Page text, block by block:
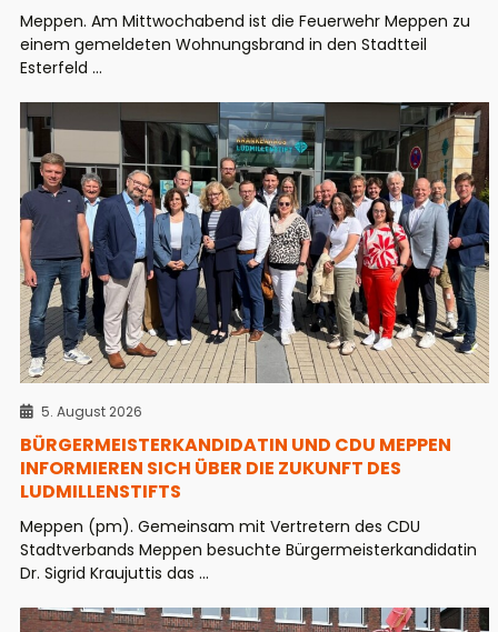
Meppen. Am Mittwochabend ist die Feuerwehr Meppen zu
einem gemeldeten Wohnungsbrand in den Stadtteil
Esterfeld ...
5. August 2026
BÜRGERMEISTERKANDIDATIN UND CDU MEPPEN
INFORMIEREN SICH ÜBER DIE ZUKUNFT DES
LUDMILLENSTIFTS
Meppen (pm). Gemeinsam mit Vertretern des CDU
Stadtverbands Meppen besuchte Bürgermeisterkandidatin
Dr. Sigrid Kraujuttis das ...